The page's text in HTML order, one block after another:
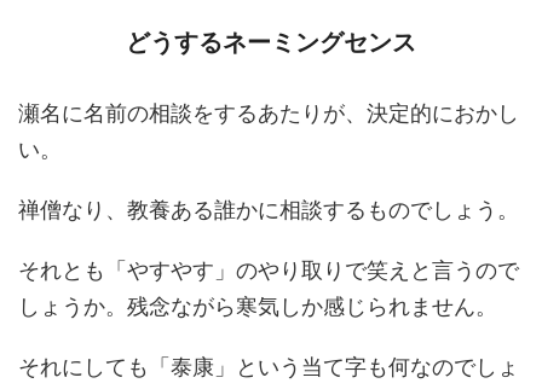
どうするネーミングセンス
瀬名に名前の相談をするあたりが、決定的におかし
い。
禅僧なり、教養ある誰かに相談するものでしょう。
それとも「やすやす」のやり取りで笑えと言うので
しょうか。残念ながら寒気しか感じられません。
それにしても「泰康」という当て字も何なのでしょ